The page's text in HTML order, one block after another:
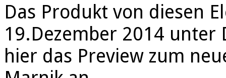
Das Produkt von diesen
19.Dezember 2014 unter
hier das Preview zum